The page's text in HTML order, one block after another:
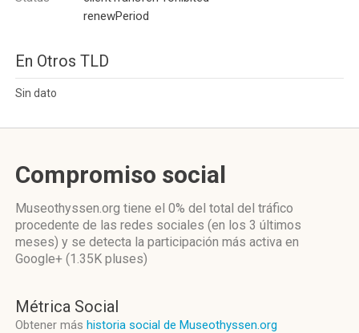
renewPeriod
En Otros TLD
Sin dato
Compromiso social
Museothyssen.org tiene el 0% del total del tráfico
procedente de las redes sociales (en los 3 últimos
meses) y se detecta la participación más activa en
Google+ (1.35K pluses)
Métrica Social
Obtener más historia social de Museothyssen.org